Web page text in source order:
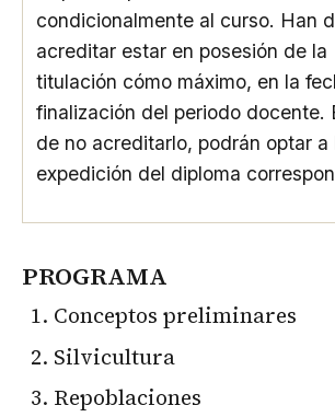
condicionalmente al curso. Han
acreditar estar en posesión de la
titulación cómo máximo, en la
finalización del periodo docente.
de no acreditarlo, podrán optar a
expedición del diploma
PROGRAMA
Conceptos preliminares
Silvicultura
Repoblaciones